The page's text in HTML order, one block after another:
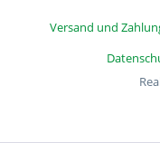
Versand und